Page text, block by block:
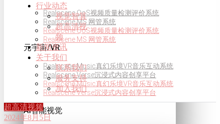
Realscene QoS视频质量检测评价系统
Realscene MS 网管系统
Realscene QoS视频质量检测评价系统
Realscene MS 网管系统
元宇宙/VR
Realscene Music真幻乐境VR音乐互动系统
Realscene Verse沉浸式内容创享平台
Realscene Music真幻乐境VR音乐互动系统
Realscene Verse沉浸式内容创享平台
AI智能视觉
行业动态
视觉智算
超高清视
频
新闻资讯
关于我们
联系我们
服务支持
加入我们
超高清视频
2024年8月5日